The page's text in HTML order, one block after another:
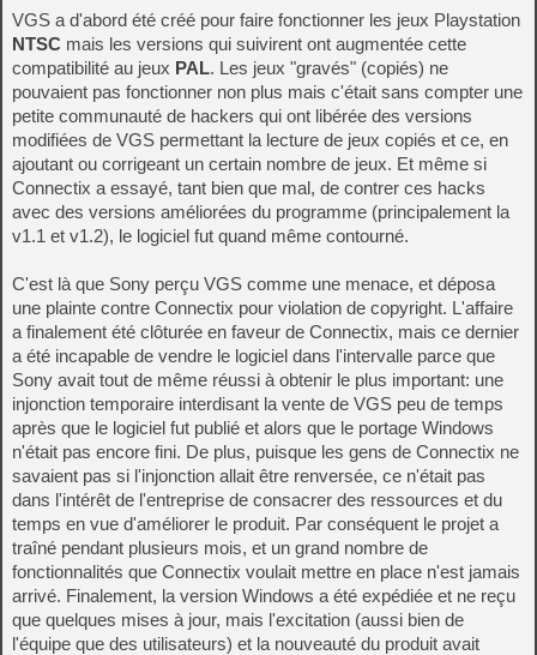
VGS a d'abord été créé pour faire fonctionner les jeux Playstation
NTSC mais les versions qui suivirent ont augmentée cette
compatibilité au jeux PAL. Les jeux "gravés" (copiés) ne
pouvaient pas fonctionner non plus mais c'était sans compter une
petite communauté de hackers qui ont libérée des versions
modifiées de VGS permettant la lecture de jeux copiés et ce, en
ajoutant ou corrigeant un certain nombre de jeux. Et même si
Connectix a essayé, tant bien que mal, de contrer ces hacks
avec des versions améliorées du programme (principalement la
v1.1 et v1.2), le logiciel fut quand même contourné.
C'est là que Sony perçu VGS comme une menace, et déposa
une plainte contre Connectix pour violation de copyright. L'affaire
a finalement été clôturée en faveur de Connectix, mais ce dernier
a été incapable de vendre le logiciel dans l'intervalle parce que
Sony avait tout de même réussi à obtenir le plus important: une
injonction temporaire interdisant la vente de VGS peu de temps
après que le logiciel fut publié et alors que le portage Windows
n'était pas encore fini. De plus, puisque les gens de Connectix ne
savaient pas si l'injonction allait être renversée, ce n'était pas
dans l'intérêt de l'entreprise de consacrer des ressources et du
temps en vue d'améliorer le produit. Par conséquent le projet a
traîné pendant plusieurs mois, et un grand nombre de
fonctionnalités que Connectix voulait mettre en place n'est jamais
arrivé. Finalement, la version Windows a été expédiée et ne reçu
que quelques mises à jour, mais l'excitation (aussi bien de
l'équipe que des utilisateurs) et la nouveauté du produit avait